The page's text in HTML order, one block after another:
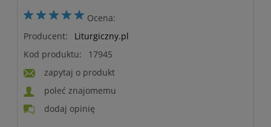
Ocena:
Producent:
Liturgiczny.pl
Kod produktu:
17945
zapytaj o produkt
poleć znajomemu
dodaj opinię